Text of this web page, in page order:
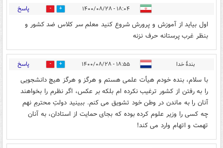
۱۸:۰۴ - ۱۴۰۰/۰۸/۲۸ 2 پاسخ
اول بیاید از آموزش و پرورش شروع کنید معلم سر کلاس ضد کشور و
بنظر غرب پرستانه حرف نزنه
بندۀ خدا ۱۸:۵۵ - ۱۴۰۰/۰۸/۲۸ 3 پاسخ
با سلام، بنده خودم هیأت علمی هستم و هرگز و هرگز هیچ دانشجویی
را به رفتن از کشور ترغیب نکرده ام بلکه بر عکس، اگر نظرم را بخواهند
آنان را به ماندن در وطن خود تشویق می کنم. ببینید دولتِ محترمِ نهم
چه کسی را وزیر علوم کرده بوده که بجای حمایت از استادان، به آنان
تهمت و اتهام وارد می کند!